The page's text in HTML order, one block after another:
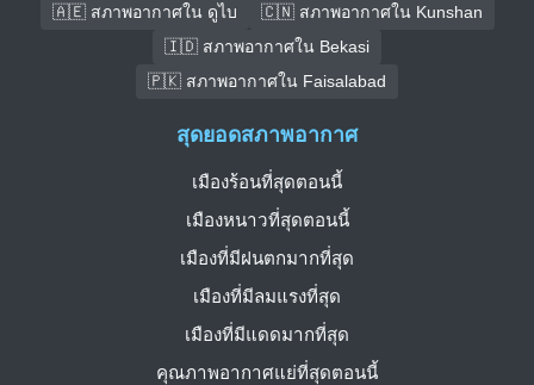
🇦🇪 สภาพอากาศใน ดูไบ
🇨🇳 สภาพอากาศใน Kunshan
🇮🇩 สภาพอากาศใน Bekasi
🇵🇰 สภาพอากาศใน Faisalabad
สุดยอดสภาพอากาศ
เมืองร้อนที่สุดตอนนี้
เมืองหนาวที่สุดตอนนี้
เมืองที่มีฝนตกมากที่สุด
เมืองที่มีลมแรงที่สุด
เมืองที่มีแดดมากที่สุด
คุณภาพอากาศแย่ที่สุดตอนนี้